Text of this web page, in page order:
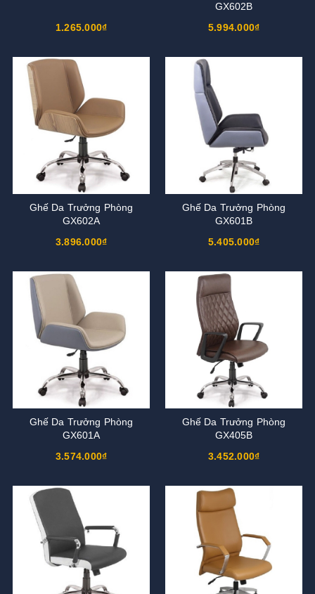
1.265.000₫
GX602B
5.994.000₫
Ghế Da Trưởng Phòng
GX602A
3.896.000₫
Ghế Da Trưởng Phòng
GX601B
5.405.000₫
Ghế Da Trưởng Phòng
GX601A
3.574.000₫
Ghế Da Trưởng Phòng
GX405B
3.452.000₫